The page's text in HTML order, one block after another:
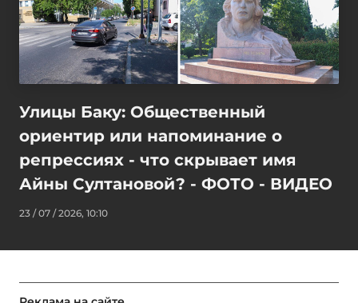
Улицы Баку: Общественный
ориентир или напоминание о
репрессиях - что скрывает имя
Айны Султановой? - ФОТО - ВИДЕО
23 / 07 / 2026, 10:10